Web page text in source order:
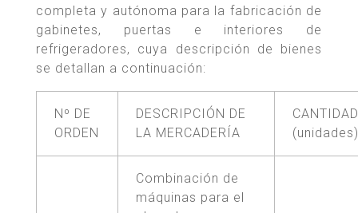
completa y autónoma para la fabricación de
gabinetes, puertas e interiores de
refrigeradores, cuya descripción de bienes
se detallan a continuación:
Nº DE
ORDEN
DESCRIPCIÓN DE
LA MERCADERÍA
Combinación de
máquinas para el